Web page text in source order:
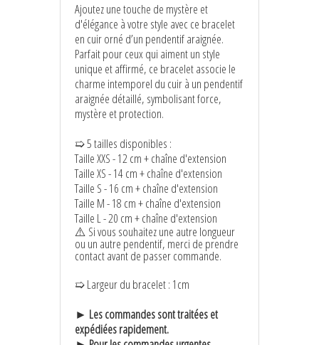
Ajoutez une touche de mystère et
d'élégance à votre style avec ce bracelet
en cuir orné d’un pendentif araignée.
Parfait pour ceux qui aiment un style
unique et affirmé, ce bracelet associe le
charme intemporel du cuir à un pendentif
araignée détaillé, symbolisant force,
mystère et protection.
➯ 5 tailles disponibles :
Taille XXS - 12 cm + chaîne d'extension
Taille XS - 14 cm + chaîne d'extension
Taille S - 16 cm + chaîne d'extension
Taille M - 18 cm + chaîne d'extension
Taille L - 20 cm + chaîne d'extension
⚠️ Si vous souhaitez une autre longueur
ou un autre pendentif, merci de prendre
contact avant de passer commande.
➯ Largeur du bracelet : 1cm
► Les commandes sont traitées et
expédiées rapidement.